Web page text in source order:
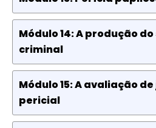
Módulo 14: A produção
criminal
Módulo 15: A avaliação
pericial